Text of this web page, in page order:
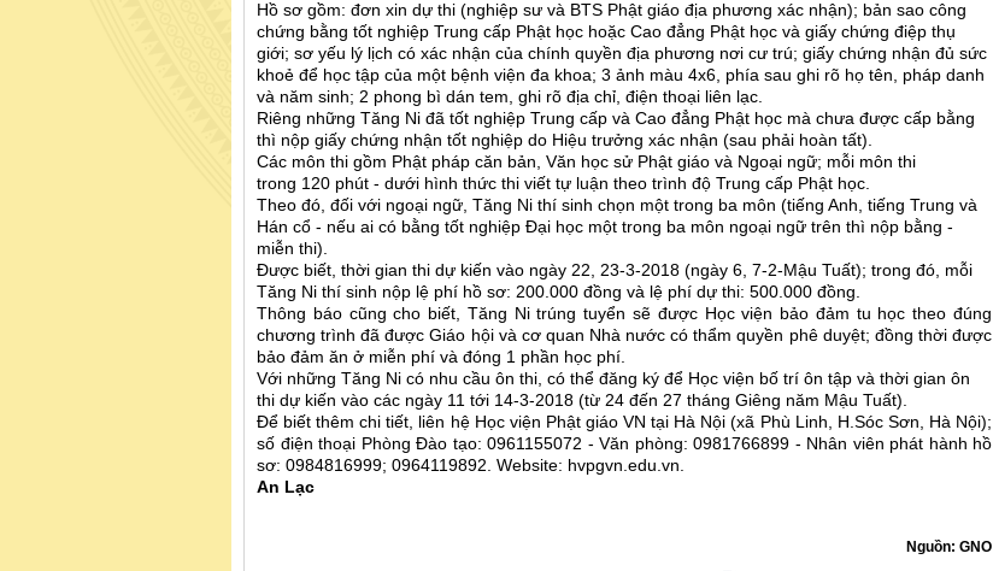
Hồ sơ gồm: đơn xin dự thi (nghiệp sư và BTS Phật giáo địa phương xác nhận); bản sao công
chứng bằng tốt nghiệp Trung cấp Phật học hoặc Cao đẳng Phật học và giấy chứng điệp thụ
giới; sơ yếu lý lịch có xác nhận của chính quyền địa phương nơi cư trú; giấy chứng nhận đủ sức
khoẻ để học tập của một bệnh viện đa khoa; 3 ảnh màu 4x6, phía sau ghi rõ họ tên, pháp danh
và năm sinh; 2 phong bì dán tem, ghi rõ địa chỉ, điện thoại liên lạc.
Riêng những Tăng Ni đã tốt nghiệp Trung cấp và Cao đẳng Phật học mà chưa được cấp bằng
thì nộp giấy chứng nhận tốt nghiệp do Hiệu trưởng xác nhận (sau phải hoàn tất).
Các môn thi gồm Phật pháp căn bản, Văn học sử Phật giáo và Ngoại ngữ; mỗi môn thi
trong 120 phút - dưới hình thức thi viết tự luận theo trình độ Trung cấp Phật học.
Theo đó, đối với ngoại ngữ, Tăng Ni thí sinh chọn một trong ba môn (tiếng Anh, tiếng Trung và
Hán cổ - nếu ai có bằng tốt nghiệp Đại học một trong ba môn ngoại ngữ trên thì nộp bằng -
miễn thi).
Được biết, thời gian thi dự kiến vào ngày 22, 23-3-2018 (ngày 6, 7-2-Mậu Tuất); trong đó, mỗi
Tăng Ni thí sinh nộp lệ phí hồ sơ: 200.000 đồng và lệ phí dự thi: 500.000 đồng.
Thông báo cũng cho biết, Tăng Ni trúng tuyển sẽ được Học viện bảo đảm tu học theo đúng
chương trình đã được Giáo hội và cơ quan Nhà nước có thẩm quyền phê duyệt; đồng thời được
bảo đảm ăn ở miễn phí và đóng 1 phần học phí.
Với những Tăng Ni có nhu cầu ôn thi, có thể đăng ký để Học viện bố trí ôn tập và thời gian ôn
thi dự kiến vào các ngày 11 tới 14-3-2018 (từ 24 đến 27 tháng Giêng năm Mậu Tuất).
Để biết thêm chi tiết, liên hệ Học viện Phật giáo VN tại Hà Nội (xã Phù Linh, H.Sóc Sơn, Hà Nội);
số điện thoại Phòng Đào tạo: 0961155072 - Văn phòng: 0981766899 - Nhân viên phát hành hồ
sơ: 0984816999; 0964119892. Website: hvpgvn.edu.vn.
An Lạc
Nguồn: GNO